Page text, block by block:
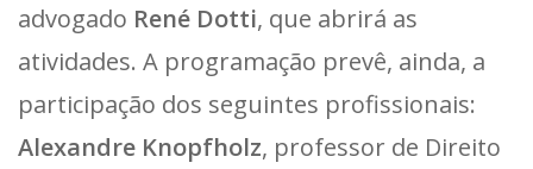
advogado René Dotti, que abrirá as
atividades. A programação prevê, ainda, a
participação dos seguintes profissionais:
Alexandre Knopfholz, professor de Direito